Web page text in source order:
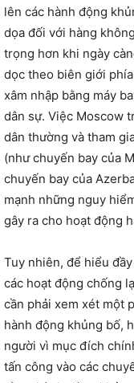
lên các hành động
dọa đối với hàng
trọng hơn khi ngày
dọc theo biên giới
xâm nhập bằng máy
dân sự. Việc Moscow
dân thường và tham
(như chuyến bay của
chuyến bay của
mạnh những nguy
gây ra cho hoạt động
Tuy nhiên, để hiểu
các hoạt động chống
cần phải xem xét một
hành động khủng bố,
người vì mục đích
tấn công vào các